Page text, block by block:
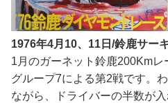
1976年4月10、11日/鈴鹿サー
1月のガーネット鈴鹿200Kmレ
グループ7による第2戦です。
ながら、ドライバーの半数が